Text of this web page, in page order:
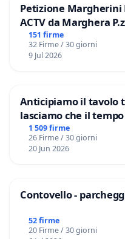
Petizione Margherini
ACTV da Marghera
Marco Polo tariffa a €
151 firme
32 Firme / 30 giorni
9 Jul 2026
Anticipiamo il tavolo
lasciamo che il
Domenico Racanati
1 509 firme
26 Firme / 30 giorni
20 Jun 2026
Contovello -
52 firme
20 Firme / 30 giorni